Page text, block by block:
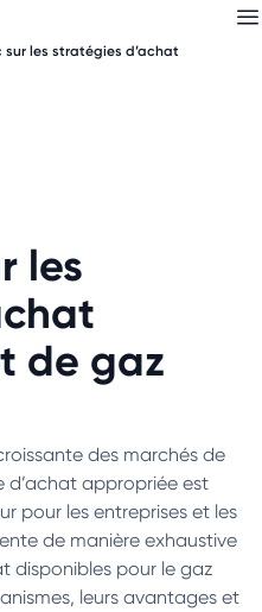
sur les stratégies d’achat
les
de gaz
des marchés de
d’achat appropriée est
pour les entreprises et les
de manière exhaustive
disponibles pour le gaz
leurs avantages et